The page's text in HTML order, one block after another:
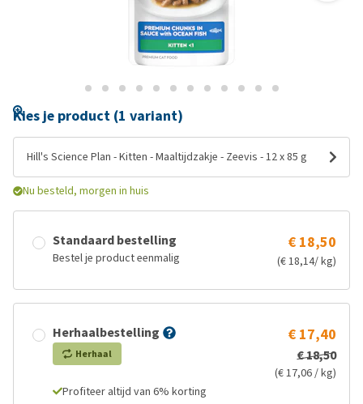
Kies je product (1 variant)
Hill's Science Plan - Kitten - Maaltijdzakje - Zeevis - 12 x 85 g
Nu besteld, morgen in huis
Standaard bestelling
Bestel je product eenmalig
€ 18,50
(€ 18,14/ kg)
Herhaalbestelling
Herhaal
€ 17,40
€ 18,50
(€ 17,06 / kg)
Profiteer altijd van 6% korting